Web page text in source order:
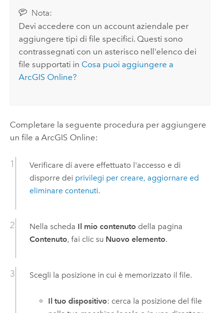
Nota:
Devi accedere con un account aziendale per
aggiungere tipi di file specifici. Questi sono
contrassegnati con un asterisco nell'elenco dei
file supportati in Cosa puoi aggiungere a
ArcGIS Online?
Completare la seguente procedura per aggiungere
un file a ArcGIS Online:
Verificare di avere effettuato l'accesso e di
disporre dei privilegi per creare, aggiornare ed
eliminare contenuti.
Nella scheda Il mio contenuto della pagina
Contenuto, fai clic su Nuovo elemento.
Scegli la posizione in cui è memorizzato il file.
Il tuo dispositivo: cerca la posizione del file